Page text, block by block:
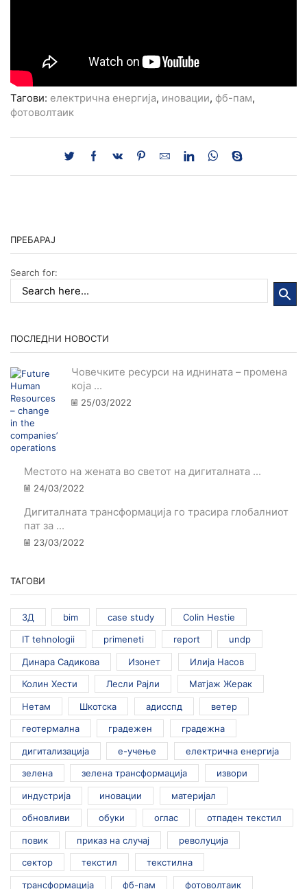
Тагови: електрична енергија, иновации, фб-пам,
фотоволтаик
ПРЕБАРАЈ
Search for:
ПОСЛЕДНИ НОВОСТИ
Човечките ресурси на иднината – промена
која ...
25/03/2022
Местото на жената во светот на дигиталната ...
24/03/2022
Дигиталната трансформација го трасира глобалниот
пат за ...
23/03/2022
ТАГОВИ
3Д bim case study Colin Hestie
IT tehnologii primeneti report undp
Динара Садикова Изонет Илија Насов
Колин Хести Лесли Рајли Матјаж Жерак
Нетам Шкотска адисспд ветер
геотермална градежен градежна
дигитализација е-учење електрична енергија
зелена зелена трансформација извори
индустрија иновации материјал
обновливи обуки оглас отпаден текстил
повик приказ на случај револуција
сектор текстил текстилна
трансформација фб-пам фотоволтаик